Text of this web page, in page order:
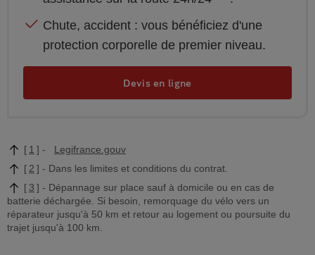
Chute, accident : vous bénéficiez d'une
protection corporelle de premier niveau.
Devis en ligne
1
Legifrance.gouv
2
Dans les limites et conditions du contrat.
3
Dépannage sur place sauf à domicile ou en cas de
batterie déchargée. Si besoin, remorquage du vélo vers un
réparateur jusqu'à 50 km et retour au logement ou poursuite du
trajet jusqu'à 100 km.